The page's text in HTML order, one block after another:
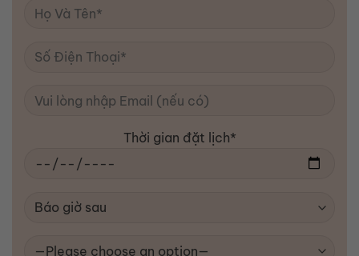
Thời gian đặt lịch*